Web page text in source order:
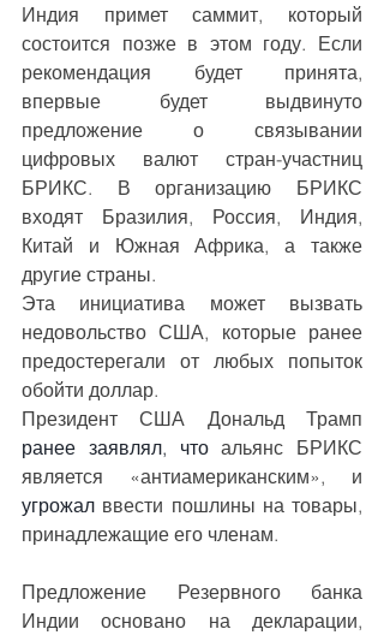
Индия примет саммит, который
состоится позже в этом году. Если
рекомендация будет принята,
впервые будет выдвинуто
предложение о связывании
цифровых валют стран-участниц
БРИКС. В организацию БРИКС
входят Бразилия, Россия, Индия,
Китай и Южная Африка, а также
другие страны.
Эта инициатива может вызвать
недовольство США, которые ранее
предостерегали от любых попыток
обойти доллар.
ранее заявлял, что альянс БРИКС
угрожал ввести пошлины на товары,
принадлежащие его членам.
Предложение Резервного банка
Индии основано на декларации,